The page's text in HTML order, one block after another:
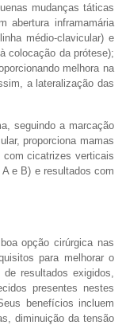
mudanças táticas
abertura inframamária
médio-clavicular) e
colocação da prótese);
melhora na
a lateralização das
seguindo a marcação
proporciona mamas
cicatrizes verticais
e B) e resultados com
opção cirúrgica nas
para melhorar o
resultados exigidos,
presentes nestes
benefícios incluem
diminuição da tensão